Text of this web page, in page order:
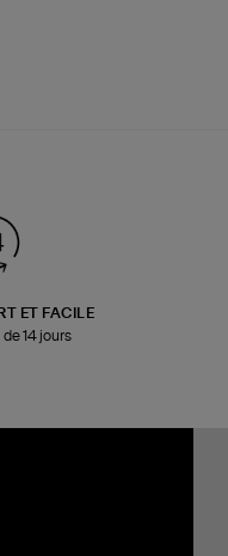
ET FACILE
14 jours